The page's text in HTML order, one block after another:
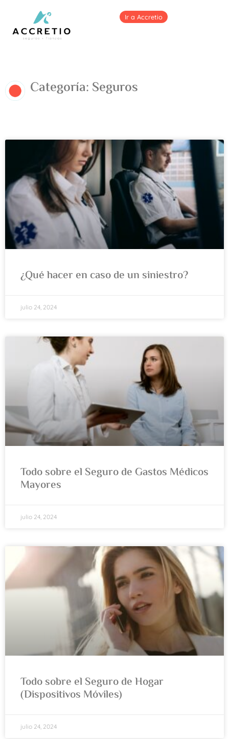
Ir a Accretio
Categoría: Seguros
¿Qué hacer en caso de un siniestro?
julio 24, 2024
Todo sobre el Seguro de Gastos Médicos
Mayores
julio 24, 2024
Todo sobre el Seguro de Hogar
(Dispositivos Móviles)
julio 24, 2024